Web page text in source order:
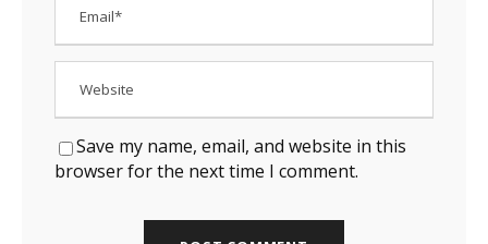
Save my name, email, and website in this
browser for the next time I comment.